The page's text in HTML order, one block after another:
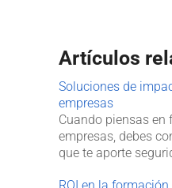
Artículos
Soluciones de
empresas
Cuando piensas en
empresas, debes
que te aporte